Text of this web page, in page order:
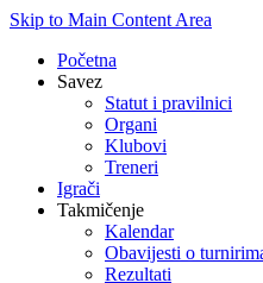
Skip to Main Content Area
Početna
Savez
Statut i pravilnici
Organi
Klubovi
Treneri
Igrači
Takmičenje
Kalendar
Obavijesti o
Rezultati